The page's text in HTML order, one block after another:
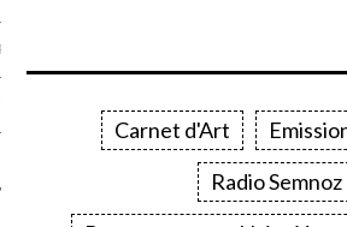
Carnet d'Art
Radio Semnoz